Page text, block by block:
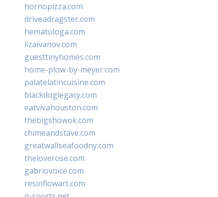
hornopizza.com
driveadragster.com
hematologa.com
lizaivanov.com
guesttinyhomes.com
home-plow-by-meyer.com
palatelatincuisine.com
blackdoglegacy.com
eatvivahouston.com
thebigshowok.com
chimeandstave.com
greatwallseafoodny.com
theloverose.com
gabriovoice.com
resinflowart.com